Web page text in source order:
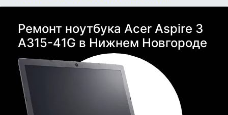
Ремонт ноутбука Acer Aspire 3
A315-41G в Нижнем Новгороде